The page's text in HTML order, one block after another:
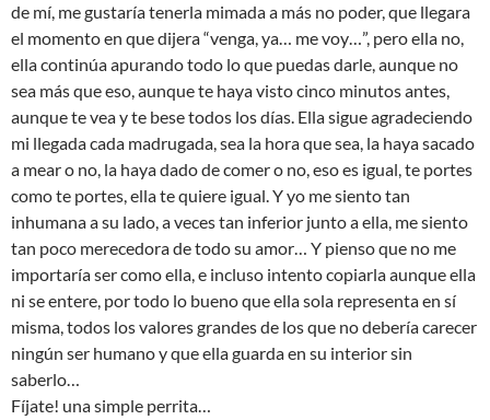
de mí, me gustaría tenerla mimada a más no poder, que llegara
el momento en que dijera “venga, ya… me voy…”, pero ella no,
ella continúa apurando todo lo que puedas darle, aunque no
sea más que eso, aunque te haya visto cinco minutos antes,
aunque te vea y te bese todos los días. Ella sigue agradeciendo
mi llegada cada madrugada, sea la hora que sea, la haya sacado
a mear o no, la haya dado de comer o no, eso es igual, te portes
como te portes, ella te quiere igual. Y yo me siento tan
inhumana a su lado, a veces tan inferior junto a ella, me siento
tan poco merecedora de todo su amor… Y pienso que no me
importaría ser como ella, e incluso intento copiarla aunque ella
ni se entere, por todo lo bueno que ella sola representa en sí
misma, todos los valores grandes de los que no debería carecer
ningún ser humano y que ella guarda en su interior sin
saberlo…
Fíjate! una simple perrita…